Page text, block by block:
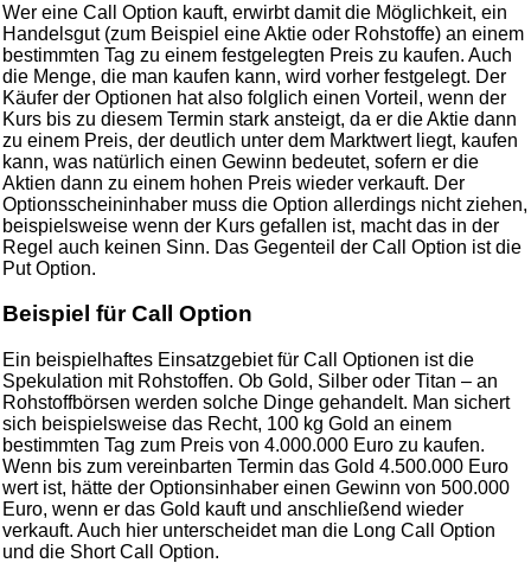
Wer eine Call Option kauft, erwirbt damit die Möglichkeit, ein
Handelsgut (zum Beispiel eine Aktie oder Rohstoffe) an einem
bestimmten Tag zu einem festgelegten Preis zu kaufen. Auch
die Menge, die man kaufen kann, wird vorher festgelegt. Der
Käufer der Optionen hat also folglich einen Vorteil, wenn der
Kurs bis zu diesem Termin stark ansteigt, da er die Aktie dann
zu einem Preis, der deutlich unter dem Marktwert liegt, kaufen
kann, was natürlich einen Gewinn bedeutet, sofern er die
Aktien dann zu einem hohen Preis wieder verkauft. Der
Optionsscheininhaber muss die Option allerdings nicht ziehen,
beispielsweise wenn der Kurs gefallen ist, macht das in der
Regel auch keinen Sinn. Das Gegenteil der Call Option ist die
Put Option.
Beispiel für Call Option
Ein beispielhaftes Einsatzgebiet für Call Optionen ist die
Spekulation mit Rohstoffen. Ob Gold, Silber oder Titan – an
Rohstoffbörsen werden solche Dinge gehandelt. Man sichert
sich beispielsweise das Recht, 100 kg Gold an einem
bestimmten Tag zum Preis von 4.000.000 Euro zu kaufen.
Wenn bis zum vereinbarten Termin das Gold 4.500.000 Euro
wert ist, hätte der Optionsinhaber einen Gewinn von 500.000
Euro, wenn er das Gold kauft und anschließend wieder
verkauft. Auch hier unterscheidet man die Long Call Option
und die Short Call Option.